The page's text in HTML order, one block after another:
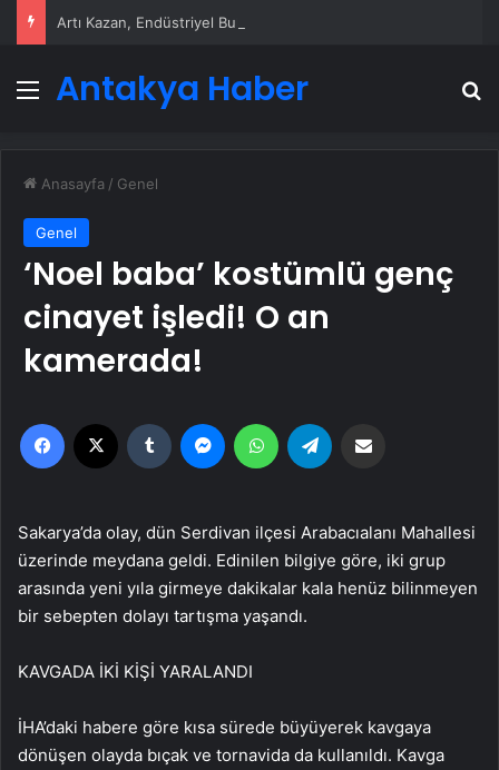
Menü
Antakya Haber
Anasayfa / Genel
Genel
‘Noel baba’ kostümlü genç
cinayet işledi! O an
kamerada!
Facebook Tumblr MessengerWhatsApp
Sakarya’da olay, dün Serdivan ilçesi Arabacıalanı Mahallesi
üzerinde meydana geldi. Edinilen bilgiye göre, iki grup
arasında yeni yıla girmeye dakikalar kala henüz bilinmeyen
bir sebepten dolayı tartışma yaşandı.
KAVGADA İKİ KİŞİ YARALANDI
İHA’daki habere göre kısa sürede büyüyerek kavgaya
dönüşen olayda bıçak ve tornavida da kullanıldı. Kavga